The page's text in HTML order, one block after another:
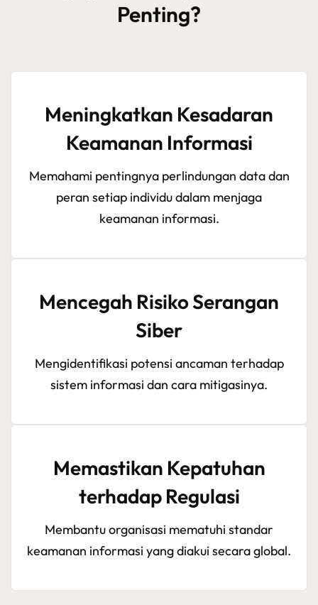
Penting?
Meningkatkan Kesadaran
Keamanan Informasi
Memahami pentingnya perlindungan data dan
peran setiap individu dalam menjaga
keamanan informasi.
Mencegah Risiko Serangan
Siber
Mengidentifikasi potensi ancaman terhadap
sistem informasi dan cara mitigasinya.
Memastikan Kepatuhan
terhadap Regulasi
Membantu organisasi mematuhi standar
keamanan informasi yang diakui secara global.